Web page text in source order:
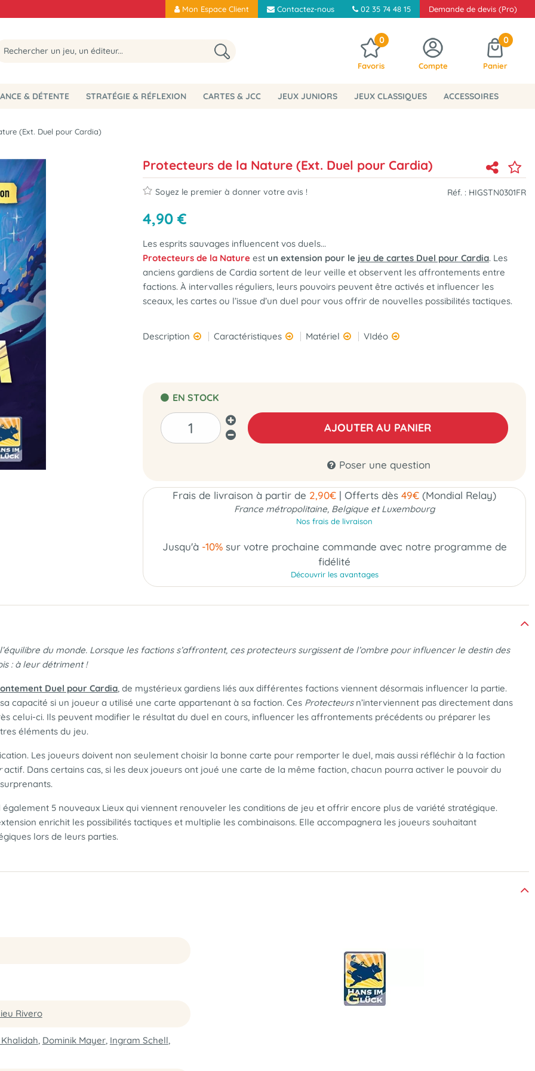
Mon Espace Client Contactez-nous 02 35 74 48 15 Demande de devis (Pro)
0
Favoris Compte
0
Panier
& DÉTENTE STRATÉGIE & RÉFLEXION CARTES & JCC JEUX JUNIORS JEUX CLASSIQUES ACCESSOIRES
(Ext. Duel pour Cardia)
Protecteurs de la Nature (Ext. Duel pour Cardia)
Soyez le premier à donner votre avis ! Réf. : HIGSTN0301FR
4,90 €
Les esprits sauvages influencent vos duels...
Protecteurs de la Nature est un extension pour le jeu de cartes Duel pour Cardia. Les
anciens gardiens de Cardia sortent de leur veille et observent les affrontements entre
factions. À intervalles réguliers, leurs pouvoirs peuvent être activés et influencer les
sceaux, les cartes ou l’issue d’un duel pour vous offrir de nouvelles possibilités tactiques.
Description Caractéristiques Matériel VIdéo
EN STOCK
AJOUTER AU PANIER
Poser une question
Frais de livraison à partir de 2,90€ | Offerts dès 49€ (Mondial Relay)
France métropolitaine, Belgique et Luxembourg
Nos frais de livraison
Jusqu'à -10%sur votre prochaine commande avec notre programme de
fidélité
Découvrir les avantages
du monde. Lorsque les factions s’affrontent, ces protecteurs surgissent de l’ombre pour influencer le destin des
: à leur détriment !
Duel pour Cardia, de mystérieux gardiens liés aux différentes factions viennent désormais influencer la partie.
capacité si un joueur a utilisé une carte appartenant à sa faction. Ces Protecteursn’interviennent pas directement dans
celui-ci. Ils peuvent modifier le résultat du duel en cours, influencer les affrontements précédents ou préparer les
éléments du jeu.
Les joueurs doivent non seulement choisir la bonne carte pour remporter le duel, mais aussi réfléchir à la faction
actif. Dans certains cas, si les deux joueurs ont joué une carte de la même faction, chacun pourra activer le pouvoir du
5 nouveaux Lieux qui viennent renouveler les conditions de jeu et offrir encore plus de variété stratégique.
enrichit les possibilités tactiques et multiplie les combinaisons. Elle accompagnera les joueurs souhaitant
lors de leurs parties.
Rivero
, Dominik Mayer, Ingram Schell,